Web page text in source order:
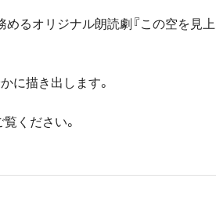
めるオリジナル朗読劇『この空を見上
に描き出します。
ください。